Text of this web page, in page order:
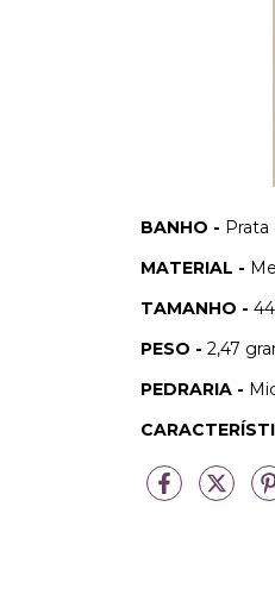
BANHO - Prata
MATERIAL -
TAMANHO -
PESO - 2,47
PEDRARIA -